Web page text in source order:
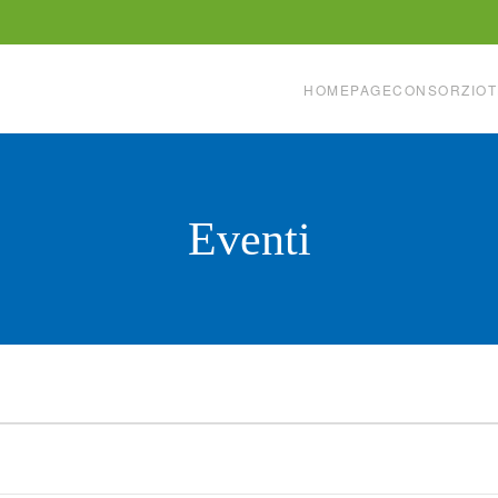
HOMEPAGECONSORZIO
Eventi